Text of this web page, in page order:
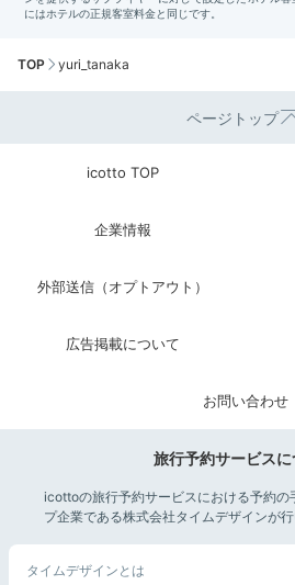
TOP yuri_tanaka
ページトップ
icotto TOP
企業情報
外部送信（オプトアウト）
広告掲載について
お問い合わせ
旅行予約サービスに
icottoの旅行予約サービスにおける予約の
プ企業である株式会社タイムデザインが行
タイムデザインとは